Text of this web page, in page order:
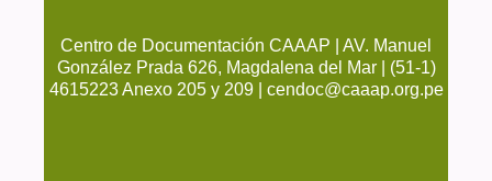
Centro de Documentación CAAAP | AV. Manuel
González Prada 626, Magdalena del Mar | (51-1)
4615223 Anexo 205 y 209 | cendoc@caaap.org.pe